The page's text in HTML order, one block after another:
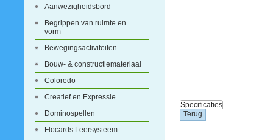
Aanwezigheidsbord
Begrippen van ruimte en
vorm
Bewegingsactiviteiten
Bouw- & constructiemateriaal
Coloredo
Creatief en Expressie
Dominospellen
Flocards Leersysteem
Specificaties